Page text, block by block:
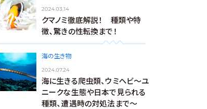
2024.03.14
クマノミ徹底解説！ 種類や特
徴、驚きの性転換まで！
海の生き物
2024.07.24
海に生きる爬虫類、ウミヘビ～ユ
ニークな生態や日本で見られる
種類、遭遇時の対処法まで～